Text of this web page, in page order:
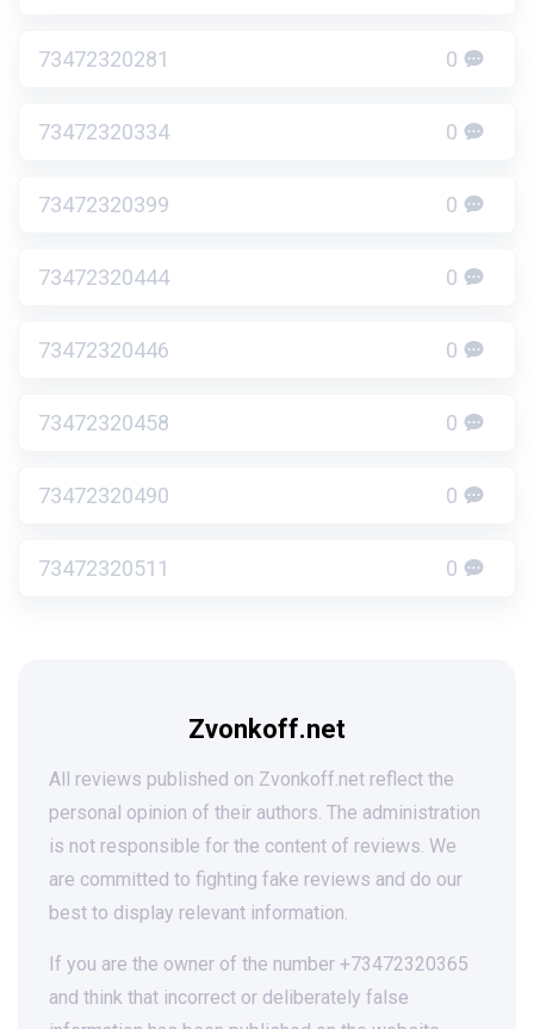
73472320281 0
73472320334 0
73472320399 0
73472320444 0
73472320446 0
73472320458 0
73472320490 0
73472320511 0
Zvonkoff.net
All reviews published on Zvonkoff.net reflect the
personal opinion of their authors. The administration
is not responsible for the content of reviews. We
are committed to fighting fake reviews and do our
best to display relevant information.
If you are the owner of the number +73472320365
and think that incorrect or deliberately false